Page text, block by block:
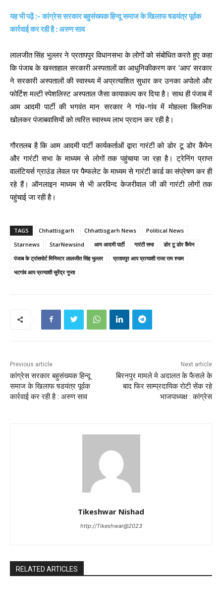
यह भी पढ़ें :- कांग्रेस सरकार बहुसंख्यक हिन्दू समाज के खिलाफ षडयंत्र पूर्वक
कार्रवाई कर रही है : अरुण साव
लालजीत सिंह भुल्लर ने प्रतापपुर विधानसभा के लोगों को संबोधित करते हुए कहा
कि पंजाब के खस्ताहाल सरकारी अस्पतालों का आधुनिकीकरण कर ‘आप’ सरकार
ने सरकारी अस्पतालों की स्वास्थ्य में अप्रत्याशित सुधार कर उनका अपोलो और
फोर्टिश मल्टी स्पेशलिस्ट अस्पताल जैसा कायाकल्प कर दिया है। साथ ही पंजाब में
आम आदमी पार्टी की भगवंत मान सरकार ने गांव-गांव में मोहल्ला क्लिनिक
खोलकर पंजाबवासियों को त्वरित स्वास्थ्य लाभ प्रदान कर रही है।
गौरतलब है कि आम आदमी पार्टी कार्यकर्ताओं द्वारा गारंटी को डोर टू डोर कैंपेन
और गारंटी सभा के माध्यम से लोगों तक पहुंचाया जा रहा है। ट्रेनिंग प्राप्त
वालंटियर्स ग्राउंड लेवल पर पैम्फलेट के माध्यम से गारंटी कार्ड का संप्रेषण कर ही
रहे हैं। ऑनलाइन माध्यम से भी अरविन्द केजरीवाल जी की गारंटी लोगों तक
पहुंचाई जा रही है।
TAGS Chhattisgarh Chhattisgarh News
Political News
Starnews
StarNewsind आम आदमी पार्टी गारंटी सभा
डोर टू डोर कैंपेन
पंजाब के ट्रांसपोर्ट मिनिस्टर लालजीत सिंह भुल्लर
प्रतापपुर आप प्रत्याशी राजा राम श्याम
भटगांव आप प्रत्याशी सुरेंद्र गुप्ता
Previous article
कांग्रेस सरकार बहुसंख्यक हिन्दू
समाज के खिलाफ षडयंत्र पूर्वक
कार्रवाई कर रही है : अरुण साव
Next article
बिरनपुर मामले मे अदालत के फैसले के
बाद फिर साम्प्रदायिक रोटी सेंक रहे
भाजपाध्यक्ष : कांग्रेस
Tikeshwar Nishad
http://Tikeshwar@2023
RELATED ARTICLES